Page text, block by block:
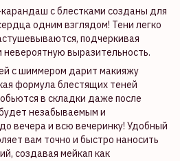
с блестками созданы для
одним взглядом! Тени легко
подчеркивая
выразительность.
с шиммером дарит макияжу
формула блестящих теней
в складки даже после
незабываемым и
вечера и всю вечеринку! Удобный
вам точно и быстро наносить
создавая мейкап как